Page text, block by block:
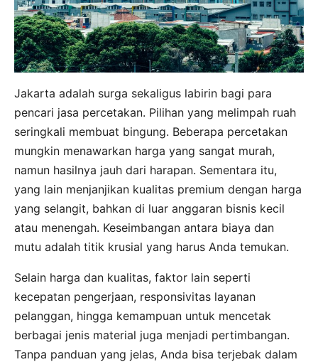
Jakarta adalah surga sekaligus labirin bagi para
pencari jasa percetakan. Pilihan yang melimpah ruah
seringkali membuat bingung. Beberapa percetakan
mungkin menawarkan harga yang sangat murah,
namun hasilnya jauh dari harapan. Sementara itu,
yang lain menjanjikan kualitas premium dengan harga
yang selangit, bahkan di luar anggaran bisnis kecil
atau menengah. Keseimbangan antara biaya dan
mutu adalah titik krusial yang harus Anda temukan.
Selain harga dan kualitas, faktor lain seperti
kecepatan pengerjaan, responsivitas layanan
pelanggan, hingga kemampuan untuk mencetak
berbagai jenis material juga menjadi pertimbangan.
Tanpa panduan yang jelas, Anda bisa terjebak dalam